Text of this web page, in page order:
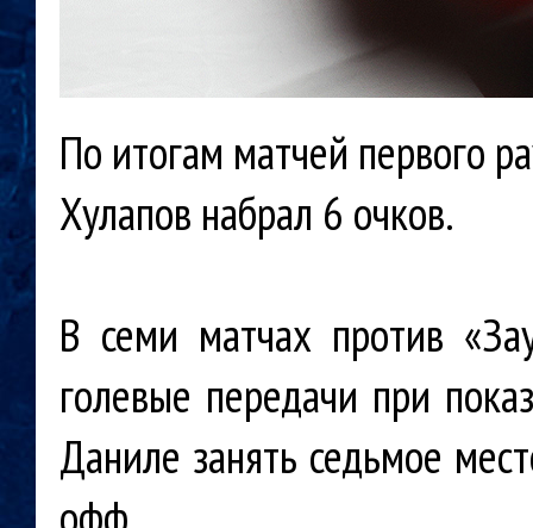
По итогам матчей первого
Хулапов набрал 6 очков.
В семи матчах против
голевые передачи при
Даниле занять седьмое